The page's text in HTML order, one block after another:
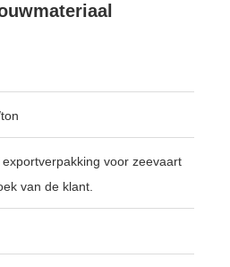
voor zeevaart
van de klant.